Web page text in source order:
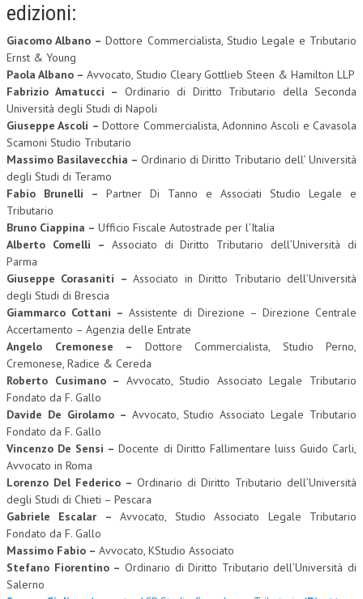
edizioni:
Giacomo Albano –Dottore Commercialista, Studio Legale e Tributario
Ernst & Young
Paola Albano – Avvocato, Studio Cleary Gottlieb Steen & Hamilton LLP
Fabrizio Amatucci – Ordinario di Diritto Tributario della Seconda
Università degli Studi di Napoli
Giuseppe Ascoli –Dottore Commercialista, Adonnino Ascoli e Cavasola
Scamoni Studio Tributario
Massimo Basilavecchia – Ordinario di Diritto Tributario dell’ Università
degli Studi di Teramo
Fabio Brunelli – Partner Di Tanno e Associati Studio Legale e
Tributario
Bruno Ciappina – Ufficio Fiscale Autostrade per l’Italia
Alberto Comelli – Associato di Diritto Tributario dell’Università di
Parma
Giuseppe Corasaniti –Associato in Diritto Tributario dell’Università
degli Studi di Brescia
Giammarco Cottani – Assistente di Direzione – Direzione Centrale
Accertamento – Agenzia delle Entrate
Angelo Cremonese – Dottore Commercialista, Studio Perno,
Cremonese, Radice & Cereda
Roberto Cusimano – Avvocato, Studio Associato Legale Tributario
Fondato da F. Gallo
Davide De Girolamo – Avvocato, Studio Associato Legale Tributario
Fondato da F. Gallo
Vincenzo De Sensi –Docente di Diritto Fallimentare luiss Guido Carli,
Avvocato in Roma
Lorenzo Del Federico – Ordinario di Diritto Tributario dell’Università
degli Studi di Chieti – Pescara
Gabriele Escalar –Avvocato, Studio Associato Legale Tributario
Fondato da F. Gallo
Massimo Fabio – Avvocato, KStudio Associato
Stefano Fiorentino – Ordinario di Diritto Tributario dell’Università di
Salerno